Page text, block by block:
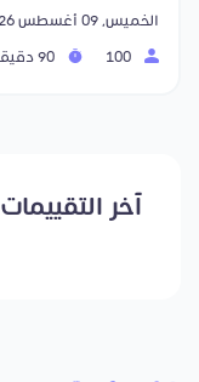
الخميس, 09 أغسطس 2026 | 09:00 م - 10:30 م
آخر التقييمات